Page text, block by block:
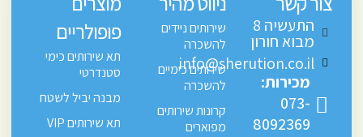
התעשיה 8
מבוא חורון
info@sherution.co.il
מכירות:
073-
8092369
שירותים ניידים
להשכרה
שירותים כימיים
להשכרה
קרונות שירותים
מפוארים
פופולריים
תא שירותים כימי
סטנדרטי
מבנה יביל לשטח
תא שירותים VIP